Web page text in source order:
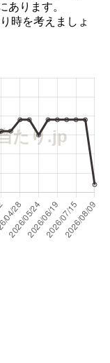
あります。
時を考えましょ